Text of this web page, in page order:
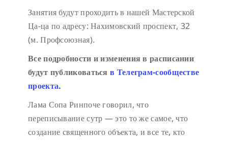
Занятия будут проходить в нашей Мастерской
Ца-ца по адресу: Нахимовский проспект, 32
(м. Профсоюзная).
Все подробности и изменения в расписании
будут публиковатьсяв Телеграм-сообществе
проекта.
Лама Сопа Ринпоче говорил, что
переписывание сутр — это то же самое, что
создание священного объекта, и все те, кто